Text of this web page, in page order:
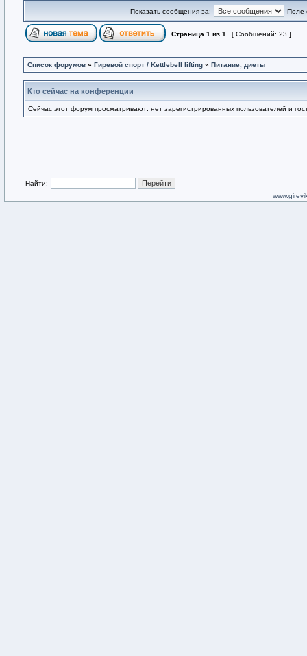
Показать сообщения за: Поле
Страница 1 из 1 [ Сообщений: 23 ]
Список форумов » Гиревой спорт / Kettlebell lifting » Питание, диеты
Кто сейчас на конференции
Сейчас этот форум просматривают: нет зарегистрированных пользователей и
Найти: